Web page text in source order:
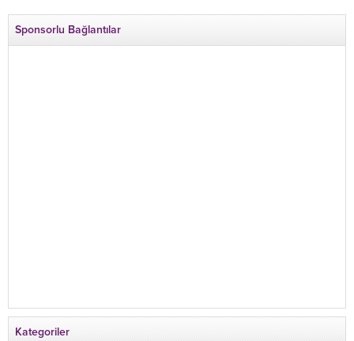
Sponsorlu Bağlantılar
Kategoriler